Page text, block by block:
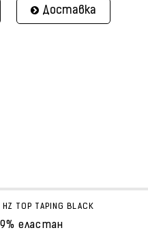
Доставка
TOP TAPING BLACK
еластан